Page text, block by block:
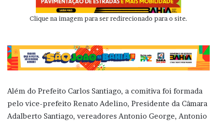
Clique na imagem para ser redirecionado para o site.
Além do Prefeito Carlos Santiago, a comitiva foi formada
pelo vice-prefeito Renato Adelino, Presidente da Câmara
Adalberto Santiago, vereadores Antonio George, Antonio